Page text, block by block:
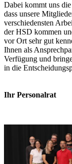
Dabei kommt uns die
dass unsere
verschiedensten
der HSD kommen
vor Ort sehr gut
Ihnen als
Verfügung und
in die
Ihr Personalrat